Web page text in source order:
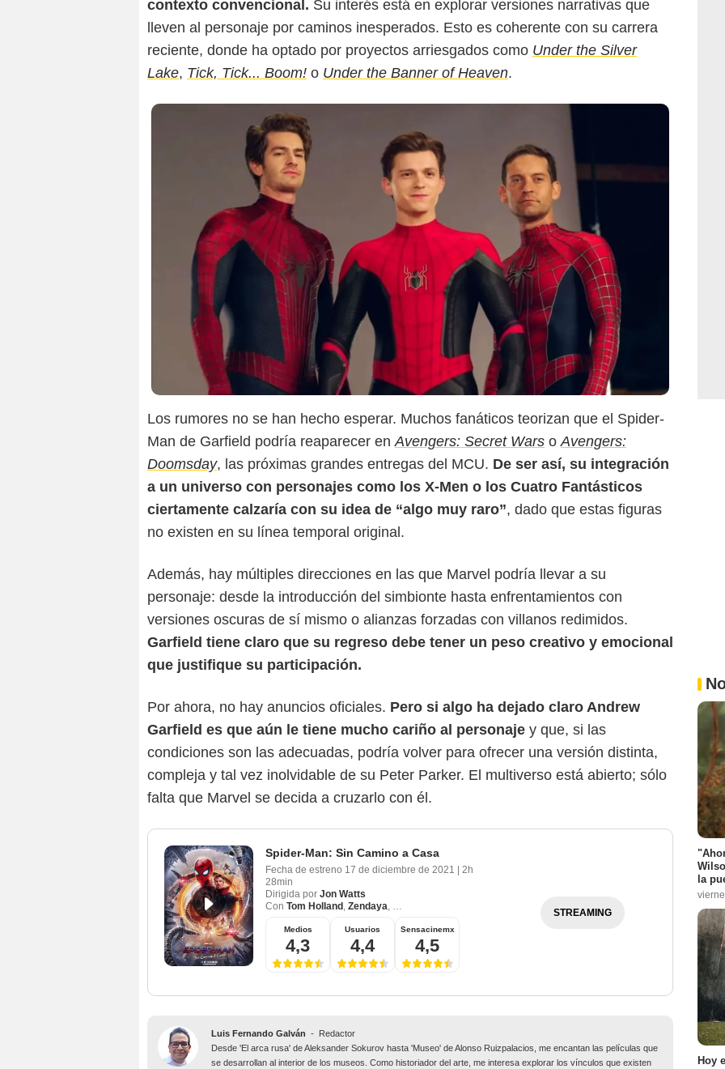
contexto convencional. Su interés está en explorar versiones narrativas que
lleven al personaje por caminos inesperados. Esto es coherente con su carrera
reciente, donde ha optado por proyectos arriesgados como Under the Silver
Lake, Tick, Tick... Boom! o Under the Banner of Heaven.
Los rumores no se han hecho esperar. Muchos fanáticos teorizan que el Spider-
Man de Garfield podría reaparecer enAvengers: Secret Wars oAvengers:
Doomsday, las próximas grandes entregas del MCU. De ser así, su integración
a un universo con personajes como los X-Men o los Cuatro Fantásticos
ciertamente calzaría con su idea de “algo muy raro”, dado que estas figuras
no existen en su línea temporal original.
Además, hay múltiples direcciones en las que Marvel podría llevar a su
personaje: desde la introducción del simbionte hasta enfrentamientos con
versiones oscuras de sí mismo o alianzas forzadas con villanos redimidos.
Garfield tiene claro que su regreso debe tener un peso creativo y emocional
que justifique su participación.
Por ahora, no hay anuncios oficiales. Pero si algo ha dejado claro Andrew
Garfield es que aún le tiene mucho cariño al personaje y que, si las
condiciones son las adecuadas, podría volver para ofrecer una versión distinta,
compleja y tal vez inolvidable de su Peter Parker. El multiverso está abierto; sólo
falta que Marvel se decida a cruzarlo con él.
Spider-Man: Sin Camino a Casa
Fecha de estreno 17 de diciembre de 2021
2h
28min
Dirigida por Jon Watts
Con Tom Holland , Zendaya, Benedict Cumberbatch
Medios
4,3
Usuarios
4,4
Sensacinemx
4,5
STREAMING
Luis Fernando Galván -
Redactor
Desde 'El arca rusa' de Aleksander Sokurov hasta 'Museo' de Alonso Ruizpalacios, me encantan las películas que
se desarrollan al interior de los museos. Como historiador del arte, me interesa explorar los vínculos que existen
la
Hoy